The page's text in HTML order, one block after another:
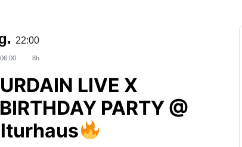
22:00
8h
LIVE X
PARTY @